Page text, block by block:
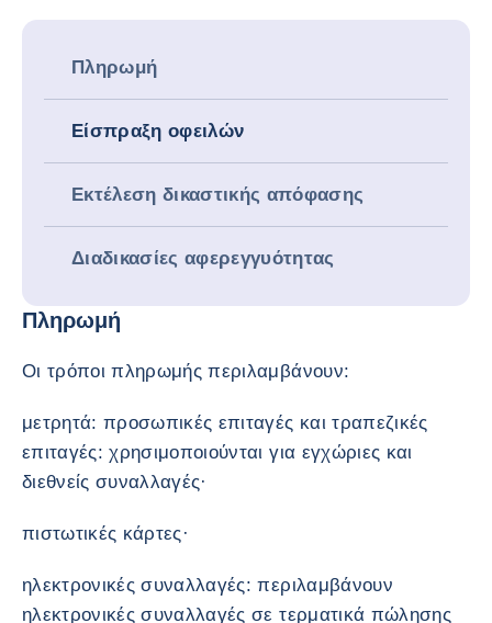
Πληρωμή
Είσπραξη οφειλών
Εκτέλεση δικαστικής απόφασης
Διαδικασίες αφερεγγυότητας
Πληρωμή
Οι τρόποι πληρωμής περιλαμβάνουν:
μετρητά: προσωπικές επιταγές και τραπεζικές
επιταγές: χρησιμοποιούνται για εγχώριες και
διεθνείς συναλλαγές·
πιστωτικές κάρτες·
ηλεκτρονικές συναλλαγές: περιλαμβάνουν
ηλεκτρονικές συναλλαγές σε τερματικά πώλησης